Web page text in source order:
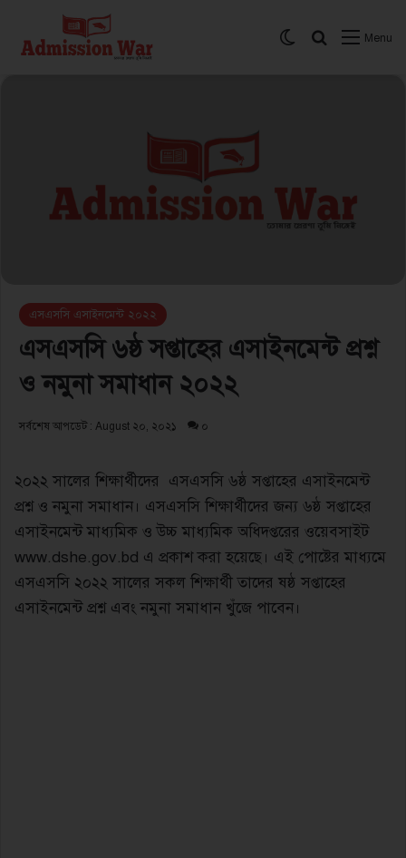
Menu
সার্চ করুন
Switch skin
এসএসসি এসাইনমেন্ট ২০২২
এসএসসি ৬ষ্ঠ সপ্তাহের এসাইনমেন্ট প্রশ্ন
ও নমুনা সমাধান ২০২২
সর্বশেষ আপডেট : August ২০, ২০২১ ০
২০২২ সালের শিক্ষার্থীদের এসএসসি ৬ষ্ঠ সপ্তাহের এসাইনমেন্ট
প্রশ্ন ও নমুনা সমাধান। এসএসসি শিক্ষার্থীদের জন্য ৬ষ্ঠ সপ্তাহের
এসাইনমেন্ট মাধ্যমিক ও উচ্চ মাধ্যমিক অধিদপ্তরের ওয়েবসাইট
www.dshe.gov.bd এ প্রকাশ করা হয়েছে। এই পোষ্টের মাধ্যমে
এসএসসি ২০২২ সালের সকল শিক্ষার্থী তাদের ষষ্ঠ সপ্তাহের
এসাইনমেন্ট প্রশ্ন এবং নমুনা সমাধান খুঁজে পাবেন।